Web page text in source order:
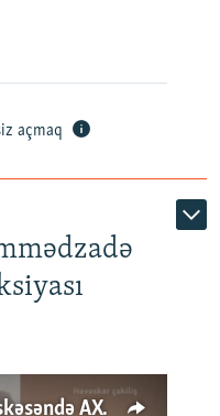
açmaq
'Məni təpiklədilər ki...' - Daşkəsəndə AXCP fəalının yaxınları onun həbsinə etiraz edirlər